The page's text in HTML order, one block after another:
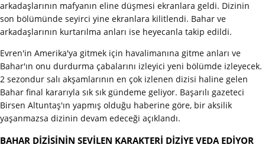
arkadaşlarının mafyanın eline düşmesi ekranlara geldi. Dizinin
son bölümünde seyirci yine ekranlara kilitlendi. Bahar ve
arkadaşlarının kurtarılma anları ise heyecanla takip edildi.
Evren'in Amerika'ya gitmek için havalimanına gitme anları ve
Bahar'ın onu durdurma çabalarını izleyici yeni bölümde izleyecek.
2 sezondur salı akşamlarının en çok izlenen dizisi haline gelen
Bahar final kararıyla sık sık gündeme geliyor. Başarılı gazeteci
Birsen Altuntaş'ın yapmış olduğu haberine göre, bir aksilik
yaşanmazsa dizinin devam edeceği açıklandı.
BAHAR DİZİSİNİN SEVİLEN KARAKTERİ DİZİYE VEDA EDİYOR